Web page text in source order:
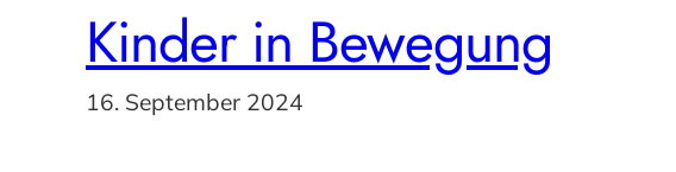
Kinder in Bewegung
16. September 2024